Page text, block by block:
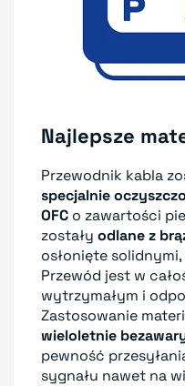
Najlepsze
Przewodnik kabla
specjalnie
OFC o zawartości
zostały odlane z
osłonięte
Przewód jest w
wytrzymałym i
Zastosowanie
wieloletnie
pewność
sygnału nawet na